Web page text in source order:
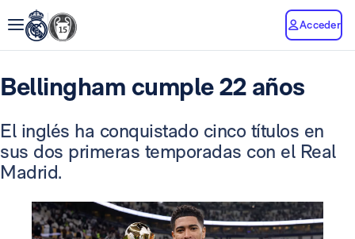
Acceder
Bellingham cumple 22 años
El inglés ha conquistado cinco títulos en
sus dos primeras temporadas con el Real
Madrid.